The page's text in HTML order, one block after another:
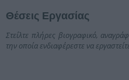
Θέσεις Εργασίας
Στείλτε πλήρες βιογραφικό,
την οποία ενδιαφέρεστε να